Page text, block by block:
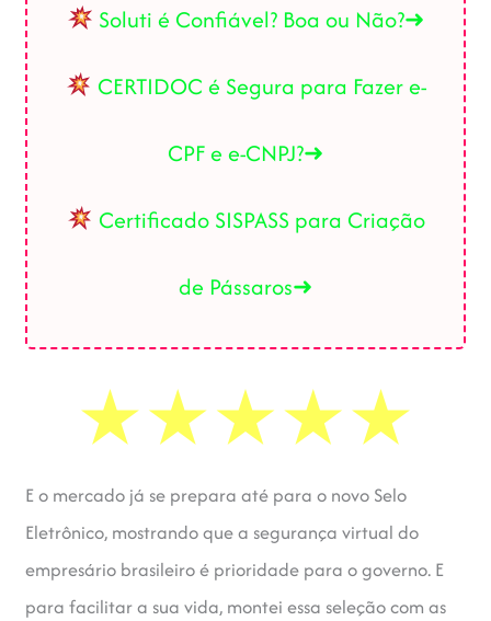
Soluti é Confiável? Boa ou Não?➜
CERTIDOC é Segura para Fazer e-
CPF e e-CNPJ?➜
Certificado SISPASS para Criação
de Pássaros➜
E o mercado já se prepara até para o novo Selo
Eletrônico, mostrando que a segurança virtual do
empresário brasileiro é prioridade para o governo. E
para facilitar a sua vida, montei essa seleção com as